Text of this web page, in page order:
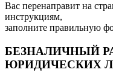
Вас перенаправит на
инструкциям,
заполните правильную
БЕЗНАЛИЧНЫЙ
ЮРИДИЧЕСКИХ